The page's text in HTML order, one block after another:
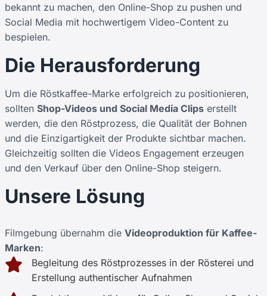
bekannt zu machen, den Online-Shop zu pushen und
Social Media mit hochwertigem Video-Content zu
bespielen.
Die Herausforderung
Um die Röstkaffee-Marke erfolgreich zu positionieren,
sollten Shop-Videos und Social Media Clips erstellt
werden, die den Röstprozess, die Qualität der Bohnen
und die Einzigartigkeit der Produkte sichtbar machen.
Gleichzeitig sollten die Videos Engagement erzeugen
und den Verkauf über den Online-Shop steigern.
Unsere Lösung
Filmgebung übernahm die Videoproduktion für Kaffee-
Marken:
Begleitung des Röstprozesses in der Rösterei und
Erstellung authentischer Aufnahmen